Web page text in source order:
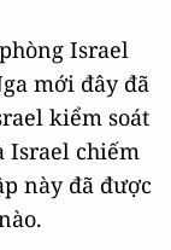
Israel
mới đây đã
kiểm soát
Israel chiếm
này đã được